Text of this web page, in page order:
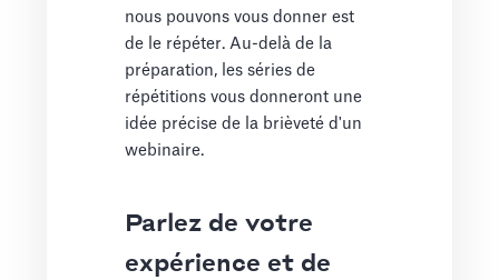
nous pouvons vous donner est
de le répéter. Au-delà de la
préparation, les séries de
répétitions vous donneront une
idée précise de la brièveté d'un
webinaire.
Parlez de votre
expérience et de